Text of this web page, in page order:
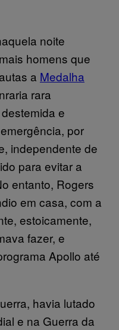
noite
homens que
a Medalha
rara
e
por
independente de
para evitar a
entanto, Rogers
em casa, com a
estoicamente,
fazer, e
Apollo até
havia lutado
e na Guerra da